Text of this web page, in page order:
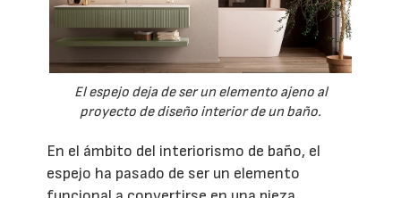
El espejo deja de ser un elemento ajeno al
proyecto de diseño interior de un baño.
En el ámbito del interiorismo de baño, el
espejo ha pasado de ser un elemento